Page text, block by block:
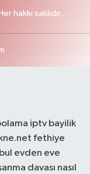
hakkı saklıdır.
iptv bayilik
fethiye
evden eve
davası nasıl